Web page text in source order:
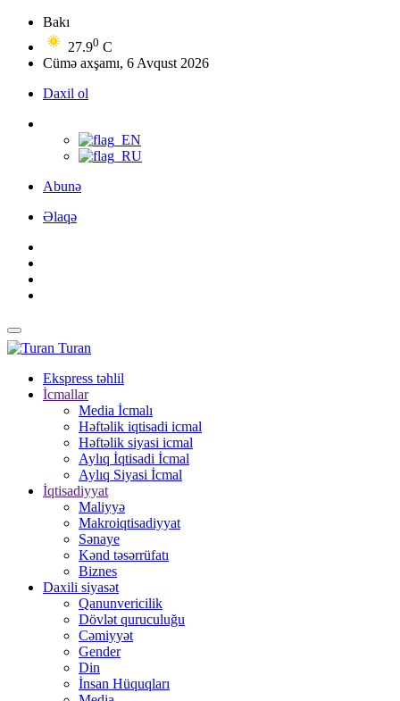
Bakı
27.90 C
Cümə axşamı, 6 Avqust 2026
Daxil ol
Abunə
Əlaqə
Turan
Ekspress təhlil
İcmallar
Media İcmalı
Həftəlik iqtisadi icmal
Həftəlik siyasi icmal
Aylıq İqtisadi İcmal
Aylıq Siyasi İcmal
İqtisadiyyat
Maliyyə
Makroiqtisadiyyat
Sənaye
Kənd təsərrüfatı
Biznes
Daxili siyasət
Qanunvericilik
Dövlət quruculuğu
Cəmiyyət
Gender
Din
İnsan Hüquqları